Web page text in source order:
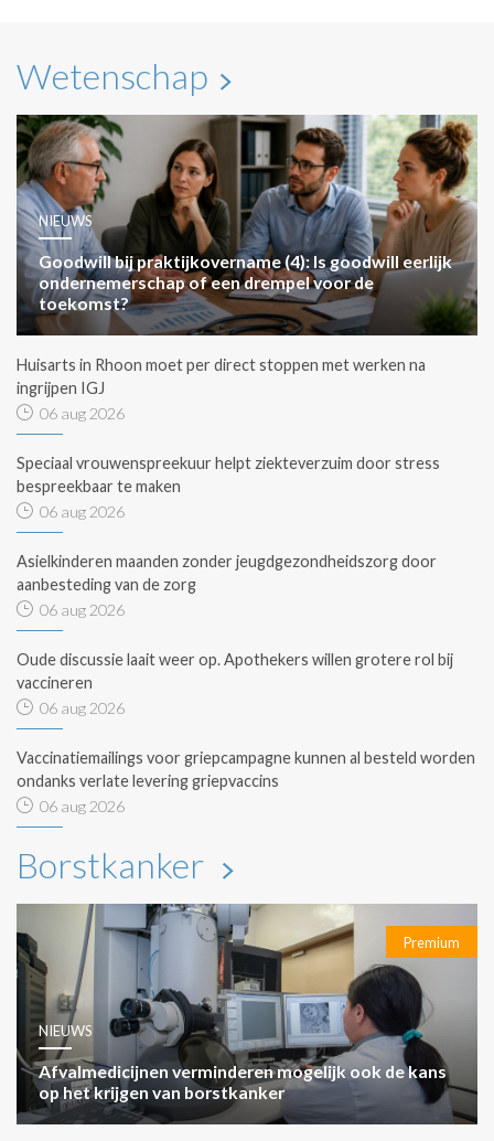
Wetenschap
NIEUWS
Goodwill bij praktijkovername (4): Is goodwill eerlijk
ondernemerschap of een drempel voor de
toekomst?
Huisarts in Rhoon moet per direct stoppen met werken na
ingrijpen IGJ
06 aug 2026
Speciaal vrouwenspreekuur helpt ziekteverzuim door stress
bespreekbaar te maken
06 aug 2026
Asielkinderen maanden zonder jeugdgezondheidszorg door
aanbesteding van de zorg
06 aug 2026
Oude discussie laait weer op. Apothekers willen grotere rol bij
vaccineren
06 aug 2026
Vaccinatiemailings voor griepcampagne kunnen al besteld worden
ondanks verlate levering griepvaccins
06 aug 2026
Borstkanker
Premium
NIEUWS
Afvalmedicijnen verminderen mogelijk ook de kans
op het krijgen van borstkanker